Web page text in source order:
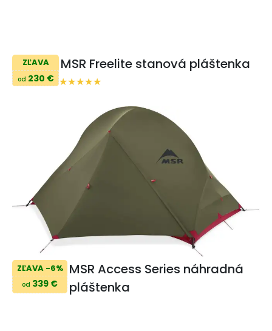
ZĽAVA
od 230 €
MSR Freelite stanová pláštenka
ZĽAVA -6%
od 339 €
MSR Access Series náhradná
pláštenka